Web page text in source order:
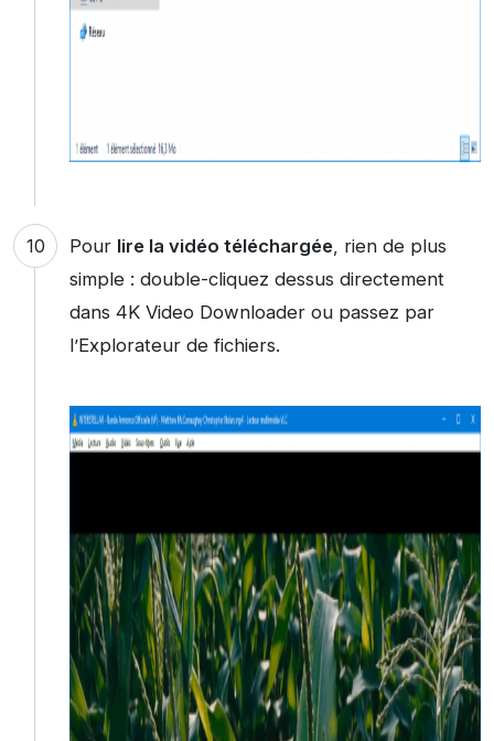
Pour lire la vidéo téléchargée, rien de plus
simple : double-cliquez dessus directement
dans 4K Video Downloader ou passez par
l’Explorateur de fichiers.